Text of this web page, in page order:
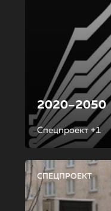
2020–2050
Спецпроект +1
СПЕЦПРОЕКТ